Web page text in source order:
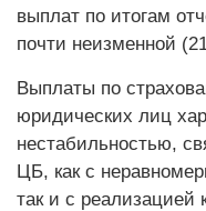
выплат по итогам
почти неизменной
Выплаты по
юридических лиц
нестабильностью,
ЦБ, как с
так и с реализацией